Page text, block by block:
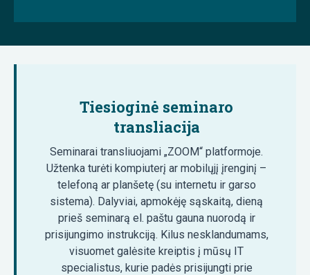
Tiesioginė seminaro
transliacija
Seminarai transliuojami „ZOOM“ platformoje.
Užtenka turėti kompiuterį ar mobilųjį įrenginį –
telefoną ar planšetę (su internetu ir garso
sistema). Dalyviai, apmokėję sąskaitą, dieną
prieš seminarą el. paštu gauna nuorodą ir
prisijungimo instrukciją. Kilus nesklandumams,
visuomet galėsite kreiptis į mūsų IT
specialistus, kurie padės prisijungti prie